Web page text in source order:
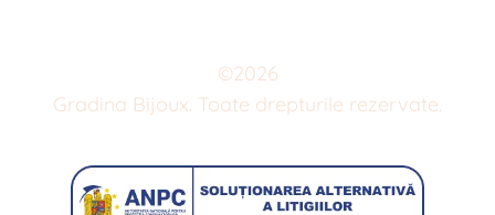
©2026
Gradina Bijoux. Toate drepturile rezervate.